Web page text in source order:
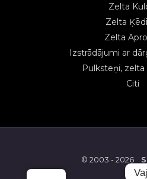
Zelta
Zelta
Zelta
Izstrādājumi ar
Pulksteņi,
Citi
© 2003 - 2026